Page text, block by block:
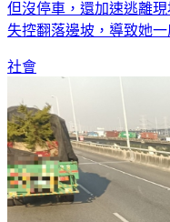
但沒停車，還加速逃離
失控翻落邊坡，導致她
社會